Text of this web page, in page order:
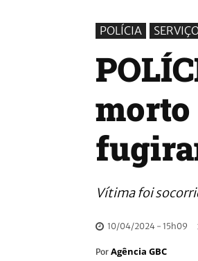
POLÍCIA
morto
Vítima foi
10/04/2024 - 15h09
Por Agência GBC